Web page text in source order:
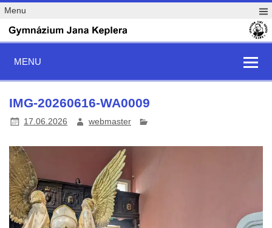
Menu
MENU
IMG-20260616-WA0009
17.06.2026 webmaster